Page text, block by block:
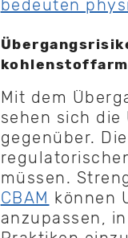
bedeuten
Mit dem
sehen sich die
gegenüber.
müssen.
CBAM können
anzupassen,